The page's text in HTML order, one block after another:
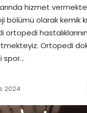
hizmet
olarak kemik
ortopedi
Ortopedi
spor…
2024